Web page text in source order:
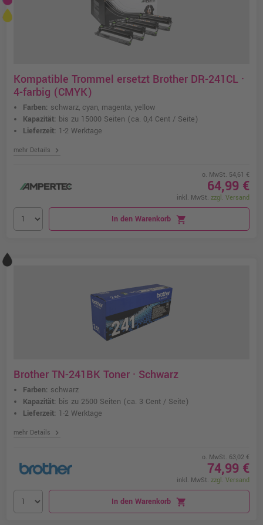
Kompatible Trommel ersetzt Brother DR-241CL ·
4-farbig (CMYK)
Farben: schwarz, cyan, magenta, yellow
Kapazität: bis zu 15000 Seiten (ca. 0,4 Cent / Seite)
Lieferzeit: 1-2 Werktage
mehr Details chevron_right
o. MwSt. 54,61 €
64,99 €
inkl. MwSt. zzgl. Versand
In den Warenkorb shopping_cart
Brother TN-241BK Toner · Schwarz
Farben: schwarz
Kapazität: bis zu 2500 Seiten (ca. 3 Cent / Seite)
Lieferzeit: 1-2 Werktage
mehr Details chevron_right
o. MwSt. 63,02 €
74,99 €
inkl. MwSt. zzgl. Versand
In den Warenkorb shopping_cart